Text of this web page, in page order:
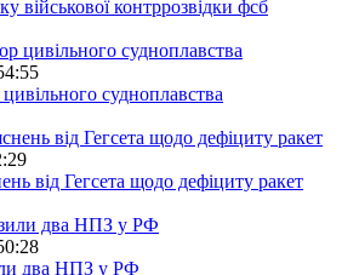
військової контррозвідки фсб
судноплавства
від Гегсета щодо дефіциту ракет
два НПЗ у РФ